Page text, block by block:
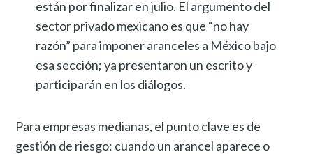
están por finalizar en julio. El argumento del
sector privado mexicano es que “no hay
razón” para imponer aranceles a México bajo
esa sección; ya presentaron un escrito y
participarán en los diálogos.
Para empresas medianas, el punto clave es de
gestión de riesgo: cuando un arancel aparece o